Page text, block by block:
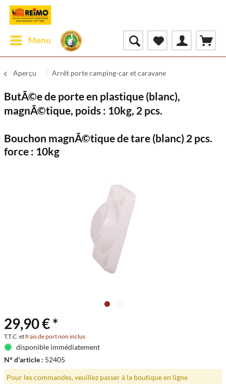
Menu
Aperçu Arrêt porte camping-car et caravane
ButÃ©e de porte en plastique (blanc),
magnÃ©tique, poids : 10kg, 2 pcs.
Bouchon magnÃ©tique de tare (blanc) 2 pcs.
force : 10kg
29,90 € *
T.T.C. etfrais de port non inclus
disponible immédiatement
N° d'article : 52405
Pour les commandes, veuillez passer à la boutique en ligne